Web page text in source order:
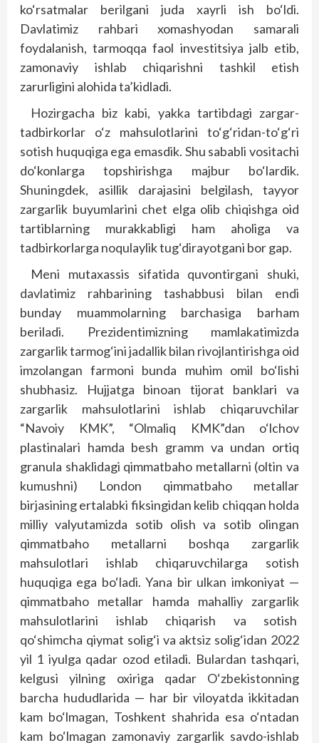
ko‘rsatmalar berilgani juda xayrli ish bo‘ldi.
Davlatimiz rahbari xomashyodan samarali
foydalanish, tarmoqqa faol investitsiya jalb etib,
zamonaviy ishlab chiqarishni tashkil etish
zarurligini alohida ta’kidladi.
Hozirgacha biz kabi, yakka tartibdagi zargar-
tadbirkorlar o‘z mahsulotlarini to‘g‘ridan-to‘g‘ri
sotish huquqiga ega emasdik. Shu sababli vositachi
do‘konlarga topshirishga majbur bo‘lardik.
Shuningdek, asillik darajasini belgilash, tayyor
zargarlik buyumlarini chet elga olib chiqishga oid
tartiblarning murakkabligi ham aholiga va
tadbirkorlarga noqulaylik tug‘dirayotgani bor gap.
Meni mutaxassis sifatida quvontirgani shuki,
davlatimiz rahbarining tashabbusi bilan endi
bunday muammolarning barchasiga barham
beriladi. Prezidentimizning mamlakatimizda
zargarlik tarmog‘ini jadallik bilan rivojlantirishga oid
imzolangan farmoni bunda muhim omil bo‘lishi
shubhasiz. Hujjatga binoan tijorat banklari va
zargarlik mahsulotlarini ishlab chiqaruvchilar
“Navoiy KMK”, “Olmaliq KMK”dan o‘lchov
plastinalari hamda besh gramm va undan ortiq
granula shaklidagi qimmatbaho metallarni (oltin va
kumushni) London qimmatbaho metallar
birjasining ertalabki fiksingidan kelib chiqqan holda
milliy valyutamizda sotib olish va sotib olingan
qimmatbaho metallarni boshqa zargarlik
mahsulotlari ishlab chiqaruvchilarga sotish
huquqiga ega bo‘ladi. Yana bir ulkan imkoniyat —
qimmatbaho metallar hamda mahalliy zargarlik
mahsulotlarini ishlab chiqarish va sotish
qo‘shimcha qiymat solig‘i va aktsiz solig‘idan 2022
yil 1 iyulga qadar ozod etiladi. Bulardan tashqari,
kelgusi yilning oxiriga qadar O‘zbekistonning
barcha hududlarida — har bir viloyatda ikkitadan
kam bo‘lmagan, Toshkent shahrida esa o‘ntadan
kam bo‘lmagan zamonaviy zargarlik savdo-ishlab